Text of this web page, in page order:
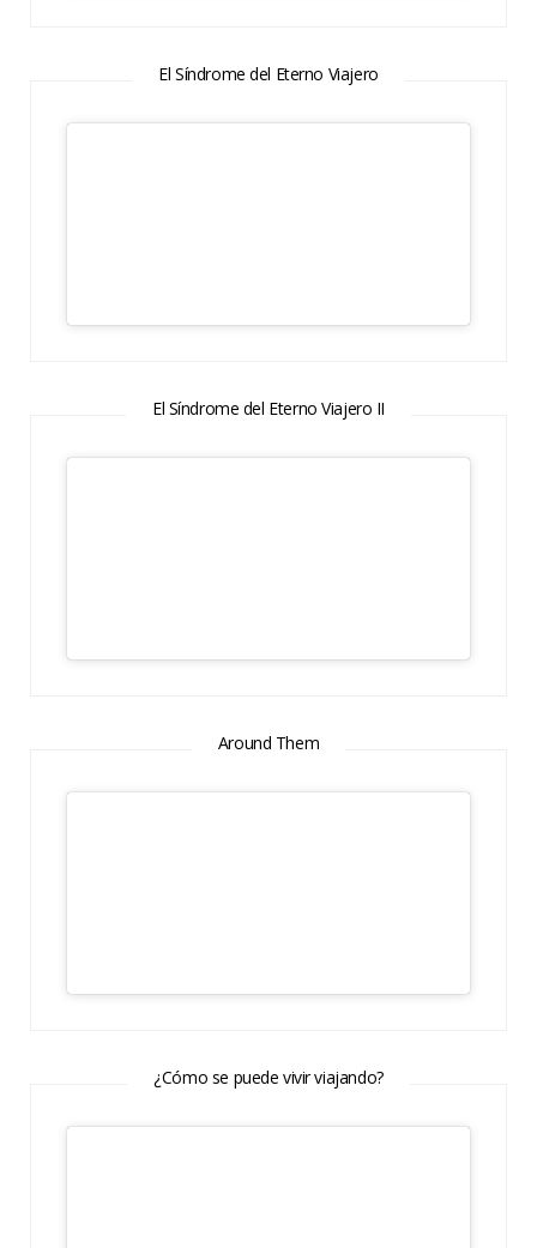
El Síndrome del Eterno Viajero
El Síndrome del Eterno Viajero II
Around Them
¿Cómo se puede vivir viajando?